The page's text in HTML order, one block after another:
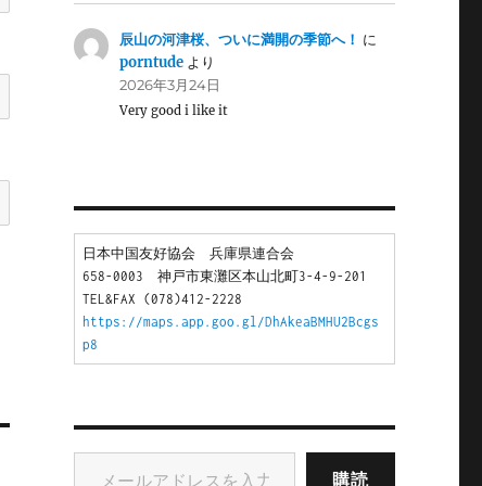
辰山の河津桜、ついに満開の季節へ！ に
porntude より
2026年3月24日
Very good i like it
日本中国友好協会　兵庫県連合会
658-0003　神戸市東灘区本山北町3-4-9-201
TEL&FAX (078)412-2228
https://maps.app.goo.gl/DhAkeaBMHU2Bcgs
p8
メールアドレスを入力...
購読